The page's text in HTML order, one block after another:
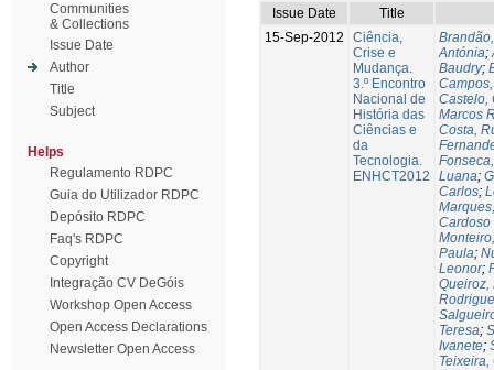
Communities
& Collections
Issue Date
Author
Title
Subject
Helps
Regulamento RDPC
Guia do Utilizador RDPC
Depósito RDPC
Faq's RDPC
Copyright
Integração CV DeGóis
Workshop Open Access
Open Access Declarations
Newsletter Open Access
Issue Date
Title
15-Sep-2012
Ciência,
Crise e
Mudança.
3.º Encontro
Nacional de
História das
Ciências e
da
Tecnologia.
ENHCT2012
Antónia;
Baudry;
Castelo,
Marcos
Costa,
Luana;
Carlos;
Cardoso
Paula;
Leonor;
Queiroz,
Teresa;
Ivanete;